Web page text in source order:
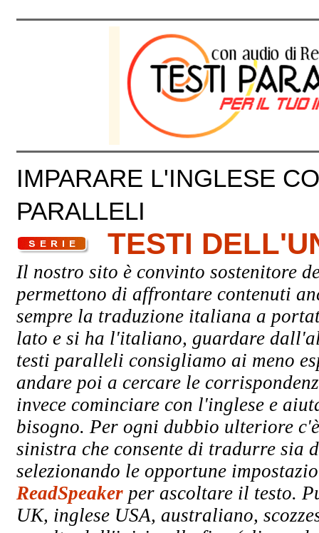
IMPARARE L'INGLESE
PARALLELI
TESTI
Il nostro sito è convinto sostenitore
permettono di affrontare contenuti
sempre la traduzione italiana a
lato e si ha l'italiano, guardare
testi paralleli consigliamo ai meno
andare poi a cercare le
invece cominciare con l'inglese e
bisogno. Per ogni dubbio ulteriore
sinistra che consente di tradurre
selezionando le opportune
ReadSpeaker per ascoltare il testo.
UK, inglese USA, australiano,